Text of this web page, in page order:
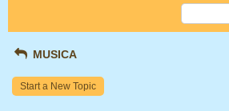
MUSICA
Start a New Topic